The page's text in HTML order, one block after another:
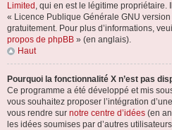
Limited , qui en est le légitime propriétaire.
« Licence Publique Générale GNU
gratuitement. Pour plus d’informations,
propos de phpBB » (en anglais).
Haut
Pourquoi la fonctionnalité X n’est pas
Ce programme a été développé et mis
vous souhaitez proposer l’intégration
vous rendre sur notre centre d’idées (en
les idées soumises par d’autres